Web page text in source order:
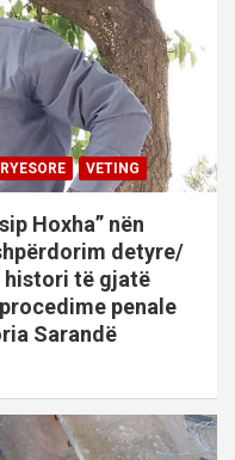
VETING
Hoxha” nën
detyre/
histori të gjatë
penale
Sarandë